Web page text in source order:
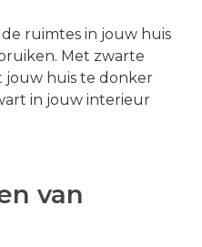
ruimtes in jouw huis
Met zwarte
jouw huis te donker
in jouw interieur
van